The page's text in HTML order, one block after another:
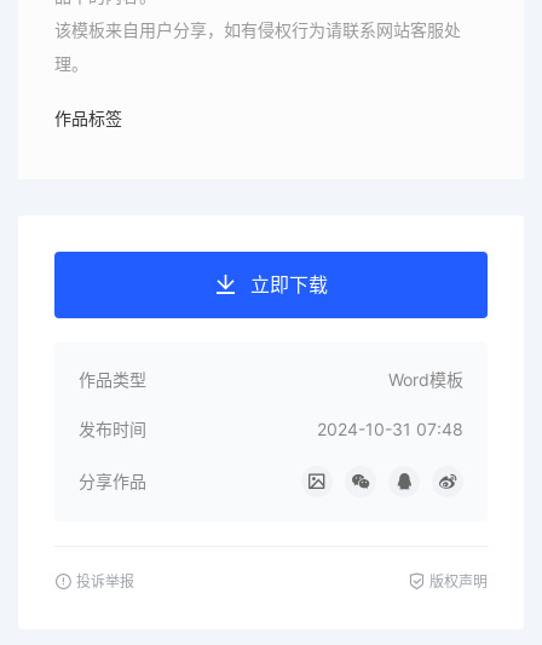
该模板来自用户分享，如有侵权行为请联系网站客服处
理。
作品标签
立即下载
作品类型 Word模板
发布时间 2024-10-31 07:48
分享作品
投诉举报 版权声明